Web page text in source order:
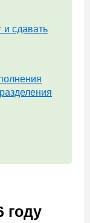
и сдавать
году